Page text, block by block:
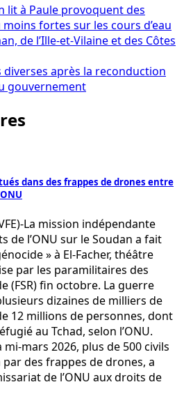
lit à Paule provoquent des
fortes sur les cours d’eau
de l’Ille-et-Vilaine et des Côtes
diverses après la reconduction
gouvernement
dans des frappes de drones entre
La mission indépendante
de l’ONU sur le Soudan a fait
» à El-Facher, théâtre
par les paramilitaires des
(FSR) fin octobre. La guerre
dizaines de milliers de
12 millions de personnes, dont
au Tchad, selon l’ONU.
mars 2026, plus de 500 civils
des frappes de drones, a
de l’ONU aux droits de